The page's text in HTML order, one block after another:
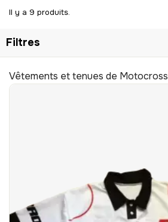
Il y a 9 produits.
Filtres
Vêtements et tenues de Motocross